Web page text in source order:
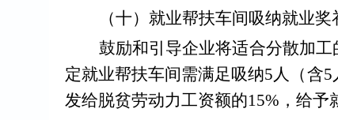
（十）就业帮扶车间吸纳就业奖
鼓励和引导企业将适合分散加
定就业帮扶车间需满足吸纳5人（含5
发给脱贫劳动力工资额的15% ，给予